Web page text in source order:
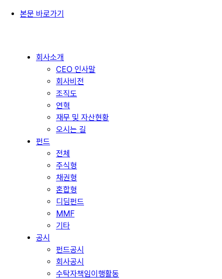
본문 바로가기
회사소개
CEO 인사말
회사비전
조직도
연혁
재무 및 자산현황
오시는 길
펀드
전체
주식형
채권형
혼합형
디딤펀드
MMF
기타
공시
펀드공시
회사공시
수탁자책임이행활동